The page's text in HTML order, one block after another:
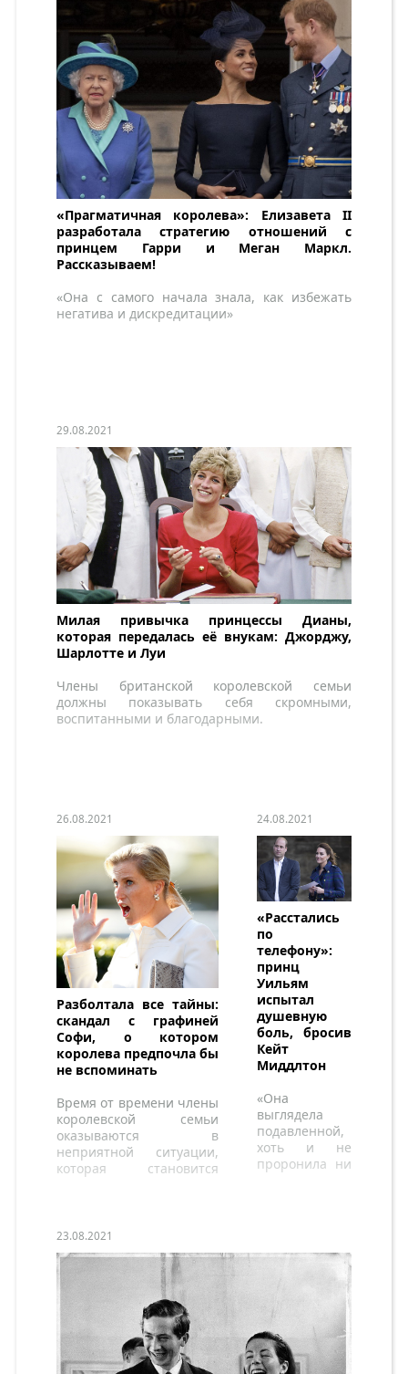
«Прагматичная королева»: Елизавета II
разработала стратегию отношений с
принцем Гарри и Меган Маркл.
Рассказываем!
«Она с самого начала знала, как избежать
негатива и дискредитации»
29.08.2021
Милая привычка принцессы Дианы,
которая передалась её внукам: Джорджу,
Шарлотте и Луи
Члены британской королевской семьи
должны показывать себя скромными,
воспитанными и благодарными.
26.08.2021
Разболтала все тайны:
скандал с графиней
Софи, о котором
королева предпочла бы
не вспоминать
Время от времени члены
королевской семьи
оказываются в
неприятной ситуации,
которая становится
24.08.2021
«Расстались
по
телефону»:
принц
Уильям
испытал
душевную
боль, бросив
Кейт
Миддлтон
«Она
выглядела
подавленной,
хоть и не
проронила ни
23.08.2021